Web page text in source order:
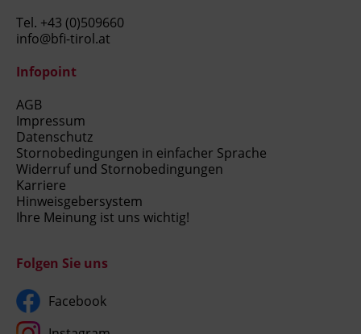
Tel. +43 (0)509660
info@bfi-tirol.at
Infopoint
AGB
Impressum
Datenschutz
Stornobedingungen in einfacher Sprache
Widerruf und Stornobedingungen
Karriere
Hinweisgebersystem
Ihre Meinung ist uns wichtig!
Folgen Sie uns
Facebook